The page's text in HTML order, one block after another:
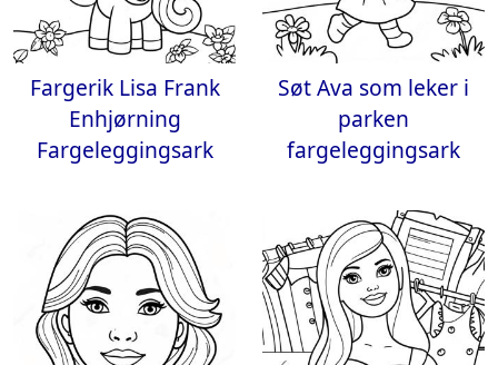
Fargerik Lisa Frank
Enhjørning
Fargeleggingsark
Søt Ava som leker i
parken
fargeleggingsark